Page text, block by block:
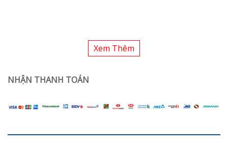
Xem Thêm
NHẬN THANH TOÁN